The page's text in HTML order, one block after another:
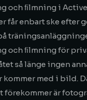
och ﬁlmning i
får enbart ske efter
och ﬁlmning för
så länge ingen
kommer med i bild.
förekommer är